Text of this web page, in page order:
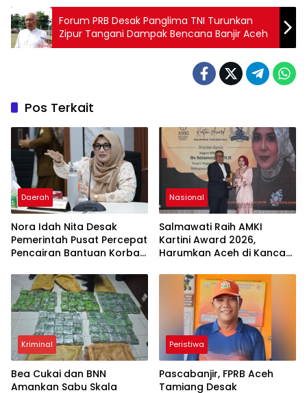
Forum PRB Desak Panglima TNI Turunkan
Zipur Tangani Dampak Bencana Banjir Aceh
Pos Terkait
Daerah
Nora Idah Nita Desak
Pemerintah Pusat Percepat
Pencairan Bantuan Korban
di Aceh
Nasional
Salmawati Raih AMKI
Kartini Award 2026,
Harumkan Aceh di Kancah
Kriminal
Bea Cukai dan BNN
Amankan Sabu Skala
Peristiwa
Pascabanjir, FPRB Aceh
Tamiang Desak